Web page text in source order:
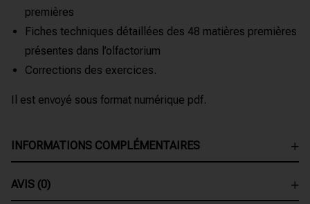
premières
Fiches techniques détaillées des 48 matières premières
présentes dans l’olfactorium
Corrections des exercices.
Il est envoyé sous format numérique pdf.
INFORMATIONS COMPLÉMENTAIRES
AVIS (0)